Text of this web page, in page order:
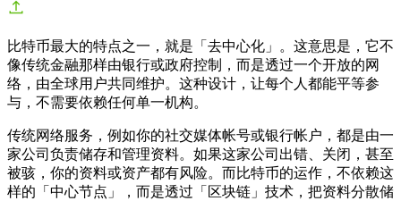
比特币最大的特点之一，就是「去中心化」。这意思是，它不
像传统金融那样由银行或政府控制，而是透过一个开放的网
络，由全球用户共同维护。这种设计，让每个人都能平等参
与，不需要依赖任何单一机构。
传统网络服务，例如你的社交媒体帐号或银行帐户，都是由一
家公司负责储存和管理资料。如果这家公司出错、关闭，甚至
被骇，你的资料或资产都有风险。而比特币的运作，不依赖这
样的「中心节点」，而是透过「区块链」技术，把资料分散储